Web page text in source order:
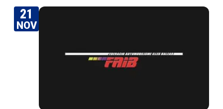
21
NOV